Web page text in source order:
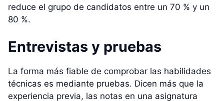
reduce el grupo de candidatos entre un 70 % y un
80 %.
Entrevistas y pruebas
La forma más fiable de comprobar las habilidades
técnicas es mediante pruebas. Dicen más que la
experiencia previa, las notas en una asignatura